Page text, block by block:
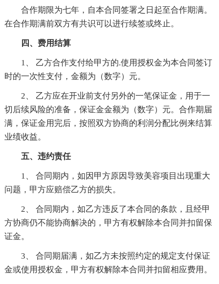
合作期限为七年，自本合同签署之日起至合作期满。
在合作期满前双方有共识可以进行续签或终止。
四、费用结算
1、 乙方合作支付给甲方的.使用授权金为本合同签订
时的一次性支付，金额为（数字）元。
2、 乙方应在开业前支付另外的一笔保证金，用于一
切后续风险的准备，保证金金额为（数字）元。合作期届
满，保证金用完后，按照双方协商的利润分配比例来结算
业绩收益。
五、违约责任
1、 合同期内，如因甲方原因导致美容项目出现重大
问题，甲方应赔偿乙方的损失。
2、 合同期内，如乙方违反了本合同的条款，且经甲
方协商仍不能协商解决的，甲方有权解除本合同并扣留保
证金。
3、 合同期届满，如乙方未按照约定的规定支付保证
金或使用授权金，甲方有权解除本合同并扣留相应费用。